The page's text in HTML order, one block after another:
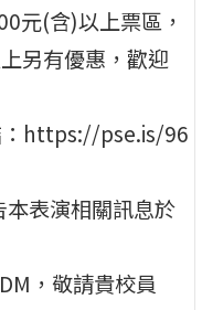
元(含)以上票區，
另有優惠，歡迎
：https://pse.is/96
表演相關訊息於
，敬請貴校員